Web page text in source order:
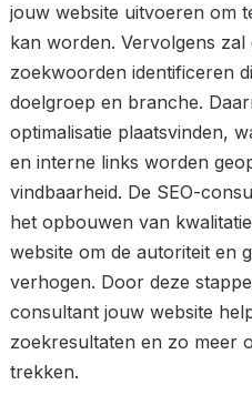
jouw website uitvoeren om
kan worden. Vervolgens
zoekwoorden identificeren
doelgroep en branche.
optimalisatie plaatsvinden,
en interne links worden
vindbaarheid. De SEO-
het opbouwen van
website om de autoriteit en
verhogen. Door deze
consultant jouw website
zoekresultaten en zo meer
trekken.